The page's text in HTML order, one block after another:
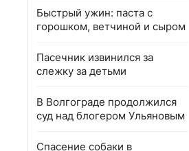
Быстрый ужин: паста с
горошком, ветчиной и сыром
Пасечник извинился за
слежку за детьми
В Волгограде продолжился
суд над блогером Ульяновым
Спасение собаки в